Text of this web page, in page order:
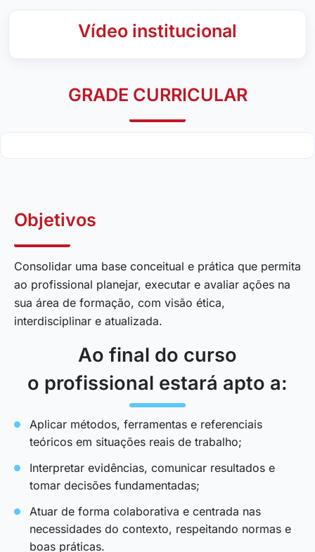
Vídeo institucional
GRADE CURRICULAR
Objetivos
Consolidar uma base conceitual e prática que permita
ao profissional planejar, executar e avaliar ações na
sua área de formação, com visão ética,
interdisciplinar e atualizada.
Ao final do curso
o profissional estará apto a:
Aplicar métodos, ferramentas e referenciais
teóricos em situações reais de trabalho;
Interpretar evidências, comunicar resultados e
tomar decisões fundamentadas;
Atuar de forma colaborativa e centrada nas
necessidades do contexto, respeitando normas e
boas práticas.